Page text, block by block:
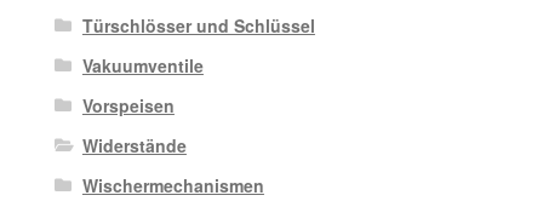
Türschlösser und Schlüssel
Vakuumventile
Vorspeisen
Widerstände
Wischermechanismen